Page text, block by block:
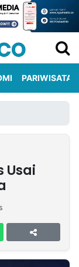
PARIWISATA
Usai